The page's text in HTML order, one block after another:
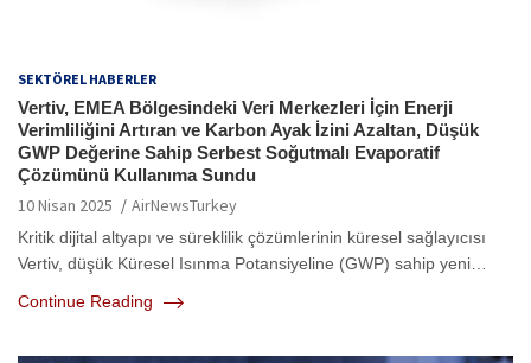
SEKTÖREL HABERLER
Vertiv, EMEA Bölgesindeki Veri Merkezleri İçin Enerji
Verimliliğini Artıran ve Karbon Ayak İzini Azaltan, Düşük
GWP Değerine Sahip Serbest Soğutmalı Evaporatif
Çözümünü Kullanıma Sundu
10 Nisan 2025 AirNewsTurkey
Kritik dijital altyapı ve süreklilik çözümlerinin küresel sağlayıcısı
Vertiv, düşük Küresel Isınma Potansiyeline (GWP) sahip yeni…
Continue Reading